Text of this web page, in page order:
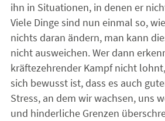
ihn in Situationen, in denen er
Viele Dinge sind nun einmal so,
nichts daran ändern, man kann
nicht ausweichen. Wer dann
kräftezehrender Kampf nicht
sich bewusst ist, dass es auch
Stress, an dem wir wachsen, uns
und hinderliche Grenzen